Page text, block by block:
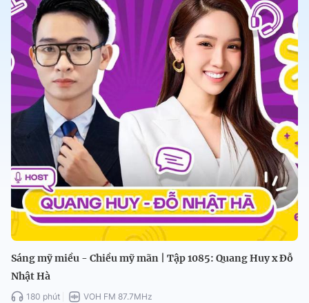
Sáng mỹ miều - Chiều mỹ mãn | Tập 1085: Quang Huy x Đỗ
Nhật Hà
180 phút VOH FM 87.7MHz